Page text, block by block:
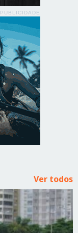
PUBLICIDADE
Ver todos